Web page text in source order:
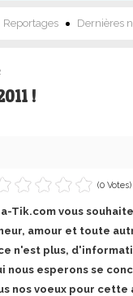
Reportages Dernières
!
(0 Votes)
Tik.com vous
amour et toute
n'est plus,
nous esperons se
nos voeux pour cette